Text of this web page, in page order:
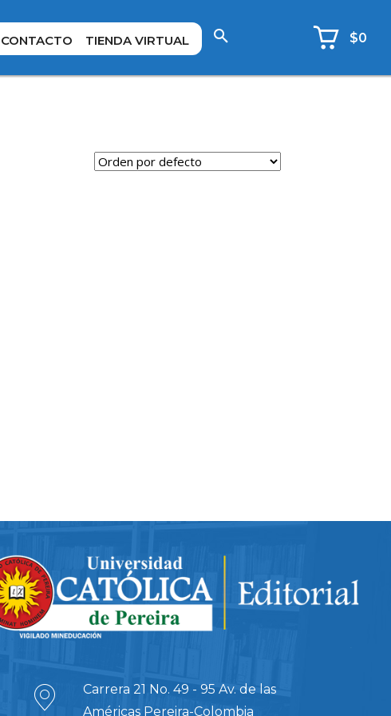
CONTACTO TIENDA VIRTUAL $0
Carrera 21 No. 49 - 95 Av. de las
Américas Pereira-Colombia